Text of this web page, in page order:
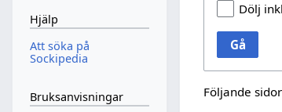
Dölj
Gå
Följande
Hjälp
Att söka på
Sockipedia
Bruksanvisningar